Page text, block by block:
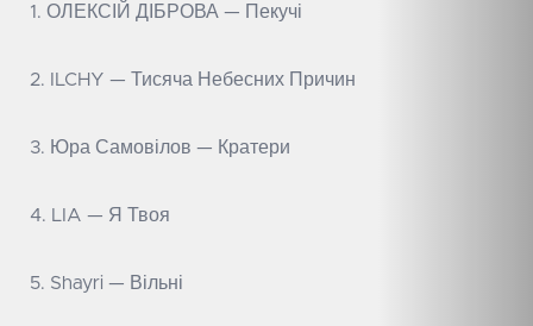
1. ОЛЕКСІЙ ДІБРОВА — Пекучі
2. ILCHY — Тисяча Небесних Причин
3. Юра Самовілов — Кратери
4. LIA — Я Твоя
5. Shayri — Вільні